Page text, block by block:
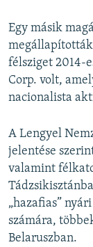
Egy másik
félsziget 2014-
Corp. volt,
nacionalista
A Lengyel
jelentése
valamint
„hazafias”
számára,
Belaruszban.